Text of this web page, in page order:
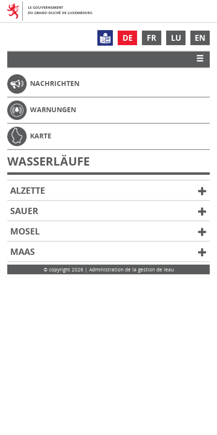
DE FR LU EN
NACHRICHTEN
WARNUNGEN
KARTE
WASSERLÄUFE
ALZETTE
SAUER
MOSEL
MAAS
© copyright 2026 | Administration de la gestion de leau